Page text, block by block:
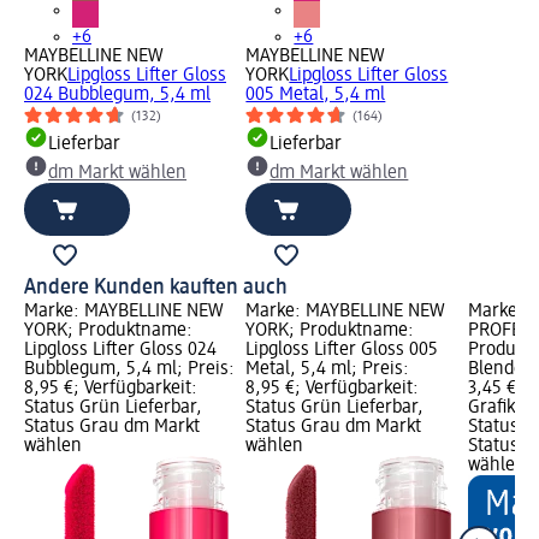
+6
MAYBELLINE NEW
YORKLipgloss Lifter Gloss
024 Bubblegum, 5,4 ml
(132)
Lieferbar
dm Markt wählen
+6
MAYBELLINE NEW
YORKLipgloss Lifter Gloss
005 Metal, 5,4 ml
(164)
Lieferbar
dm Markt wählen
Andere Kunden kauften auch
Marke: MAYBELLINE NEW
YORK; Produktname:
Lipgloss Lifter Gloss 024
Bubblegum, 5,4 ml; Preis:
8,95 €; Verfügbarkeit:
Status Grün Lieferbar,
Status Grau dm Markt
wählen
Marke: MAYBELLINE NEW
YORK; Produktname:
Lipgloss Lifter Gloss 005
Metal, 5,4 ml; Preis:
8,95 €; Verfügbarkeit:
Status Grün Lieferbar,
Status Grau dm Markt
wählen
Marke:
3,45 €;
Grafik;
Status
Status
wählen